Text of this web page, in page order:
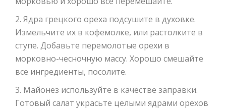
2. Ядра грецкого ореха подсушите в духовке.
Измельчите их в кофемолке, или растолките в
ступе. Добавьте перемолотые орехи в
морковно-чесночную массу. Хорошо смешайте
все ингредиенты, посолите.
3. Майонез используйте в качестве заправки.
Готовый салат украсьте целыми ядрами орехов